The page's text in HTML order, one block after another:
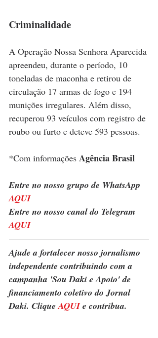
Criminalidade
A Operação Nossa Senhora Aparecida
apreendeu, durante o período, 10
toneladas de maconha e retirou de
circulação 17 armas de fogo e 194
munições irregulares. Além disso,
recuperou 93 veículos com registro de
roubo ou furto e deteve 593 pessoas.
*Com informações Agência Brasil
Entre no nosso grupo de WhatsApp
AQUI
Entre no nosso canal do Telegram
AQUI
Ajude a fortalecer nosso jornalismo
independente contribuindo com a
campanha 'Sou Daki e Apoio' de
financiamento coletivo do Jornal
Daki. Clique AQUI e contribua.